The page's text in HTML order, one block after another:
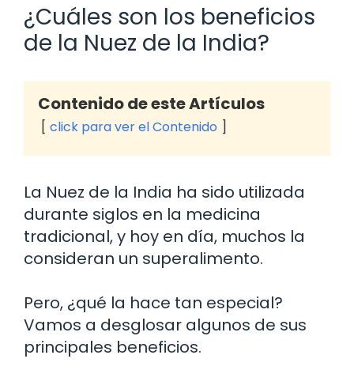
¿Cuáles son los beneficios
de la Nuez de la India?
Contenido de este Artículos
click para ver el Contenido
La Nuez de la India ha sido utilizada
durante siglos en la medicina
tradicional, y hoy en día, muchos la
consideran un superalimento.
Pero, ¿qué la hace tan especial?
Vamos a desglosar algunos de sus
principales beneficios.